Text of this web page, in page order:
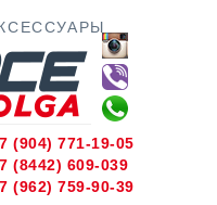
(904) 771-19-05
(8442) 609-039
(962) 759-90-39